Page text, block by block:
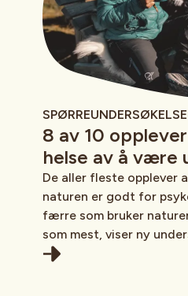
8 av 10
helse av å være
De aller fleste opplever
naturen er godt for
færre som bruker
som mest, viser ny